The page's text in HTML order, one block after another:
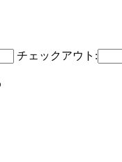
チェックアウト: